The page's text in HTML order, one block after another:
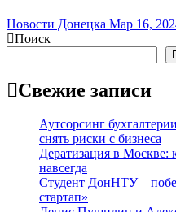
Новости Донецка Мар 16,
Поиск
Свежие записи
Аутсорсинг
снять риски с бизнеса
Дератизация в Москве:
навсегда
Студент ДонНТУ –
стартап»